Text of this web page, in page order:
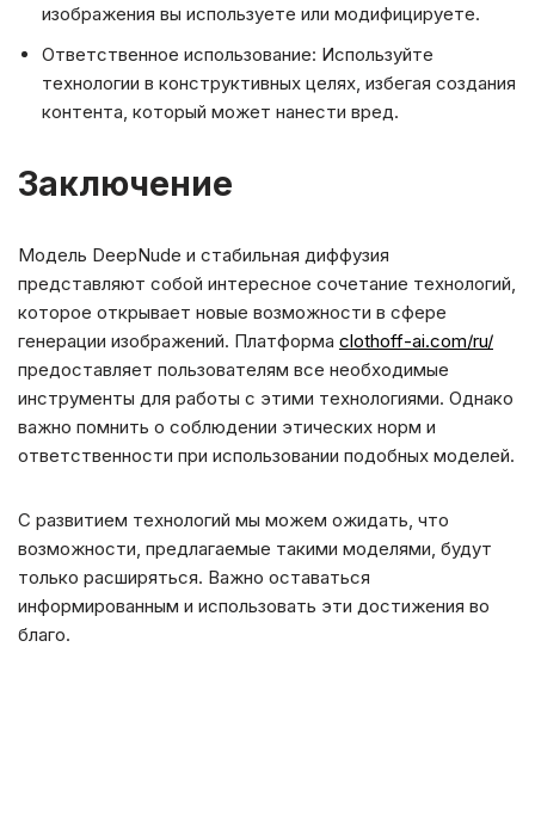
изображения вы используете или модифицируете.
Ответственное использование: Используйте
технологии в конструктивных целях, избегая создания
контента, который может нанести вред.
Заключение
Модель DeepNude и стабильная диффузия
представляют собой интересное сочетание технологий,
которое открывает новые возможности в сфере
генерации изображений. Платформа clothoff-ai.com/ru/
предоставляет пользователям все необходимые
инструменты для работы с этими технологиями. Однако
важно помнить о соблюдении этических норм и
ответственности при использовании подобных моделей.
С развитием технологий мы можем ожидать, что
возможности, предлагаемые такими моделями, будут
только расширяться. Важно оставаться
информированным и использовать эти достижения во
благо.